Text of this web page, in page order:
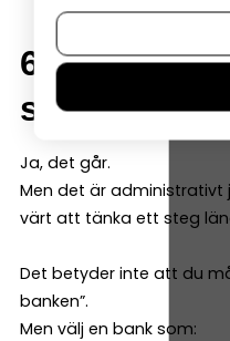
6. Kan man
senare?
Ja, det går.
Men det är administrativt
värt att tänka ett steg
Det betyder inte att du
banken”.
Men välj en bank som:
Om du vill ändra